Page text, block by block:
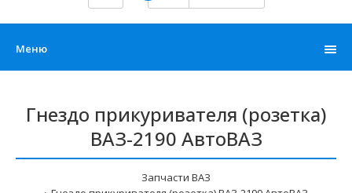
Меню
Гнездо прикуривателя (розетка)
ВАЗ-2190 АвтоВАЗ
Запчасти ВАЗ